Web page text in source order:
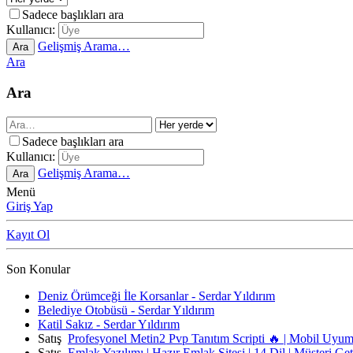
Sadece başlıkları ara
Kullanıcı:
Ara
Gelişmiş Arama…
Ara
Ara
Sadece başlıkları ara
Kullanıcı:
Ara
Gelişmiş Arama…
Menü
Giriş Yap
Kayıt Ol
Son Konular
Deniz Örümceği İle Korsanlar - Serdar Yıldırım
Belediye Otobüsü - Serdar Yıldırım
Katil Sakız - Serdar Yıldırım
Satış Profesyonel Metin2 Pvp Tanıtım Scripti 🔥 | Mobil